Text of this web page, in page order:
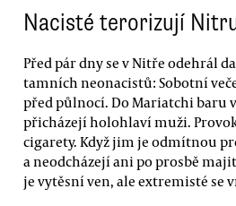
Nacisté terorizují
Před pár dny se v Nitře odehrál
tamních neonacistů: Sobotní
před půlnocí. Do Mariatchi baru
přicházejí holohlaví muži.
cigarety. Když jim je odmítnou
a neodcházejí ani po prosbě
je vytěsní ven, ale extremisté se